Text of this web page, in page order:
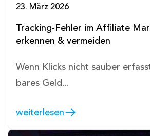
23. März 2026
Tracking-Fehler im Affiliate
erkennen & vermeiden
Wenn Klicks nicht sauber
bares Geld...
weiterlesen